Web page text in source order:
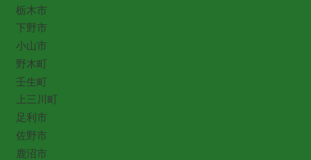
栃木市
下野市
小山市
野木町
壬生町
上三川町
足利市
佐野市
鹿沼市